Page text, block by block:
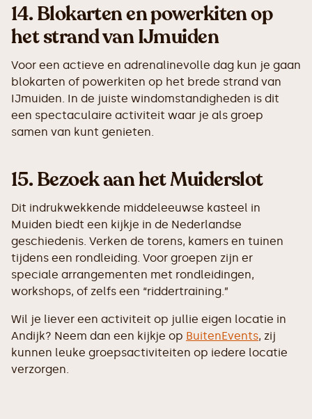
14.Blokarten en powerkiten op
het strand van IJmuiden
Voor een actieve en adrenalinevolle dag kun je gaan
blokarten of powerkiten op het brede strand van
IJmuiden. In de juiste windomstandigheden is dit
een spectaculaire activiteit waar je als groep
samen van kunt genieten.
15.Bezoek aan het Muiderslot
Dit indrukwekkende middeleeuwse kasteel in
Muiden biedt een kijkje in de Nederlandse
geschiedenis. Verken de torens, kamers en tuinen
tijdens een rondleiding. Voor groepen zijn er
speciale arrangementen met rondleidingen,
workshops, of zelfs een “riddertraining.”
Wil je liever een activiteit op jullie eigen locatie in
Andijk? Neem dan een kijkje op BuitenEvents, zij
kunnen leuke groepsactiviteiten op iedere locatie
verzorgen.